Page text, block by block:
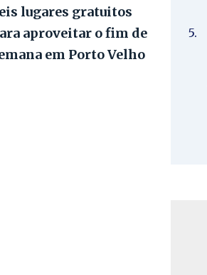
lugares gratuitos
aproveitar o fim de
em Porto Velho
5.